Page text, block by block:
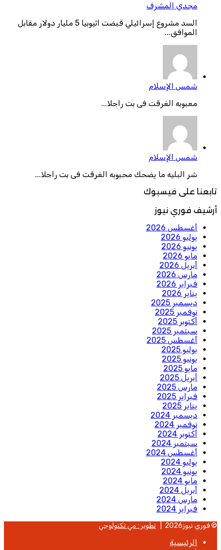
مجدي المشرف
السد مشروع إسرائيلي قبضت اثيوبيا 5 مليار دولار مقابل
الموافق...
شمس الإسلام
معبوبه الغرقت فى بت راجلا...
شمس الإسلام
شر البليه ما يضحك محبوبه الغرقت فى بت راجلا...
تابعنا على فيسبوك
أرشيف فوري نيوز
أغسطس 2026
يوليو 2026
يونيو 2026
مايو 2026
أبريل 2026
مارس 2026
فبراير 2026
يناير 2026
ديسمبر 2025
نوفمبر 2025
أكتوبر 2025
سبتمبر 2025
أغسطس 2025
يوليو 2025
يونيو 2025
مايو 2025
أبريل 2025
مارس 2025
فبراير 2025
يناير 2025
ديسمبر 2024
نوفمبر 2024
أكتوبر 2024
سبتمبر 2024
أغسطس 2024
يوليو 2024
يونيو 2024
مايو 2024
أبريل 2024
مارس 2024
فبراير 2024
© فوري نيوز2026 | تطوير : مي تكنولوجي
الرئيسية